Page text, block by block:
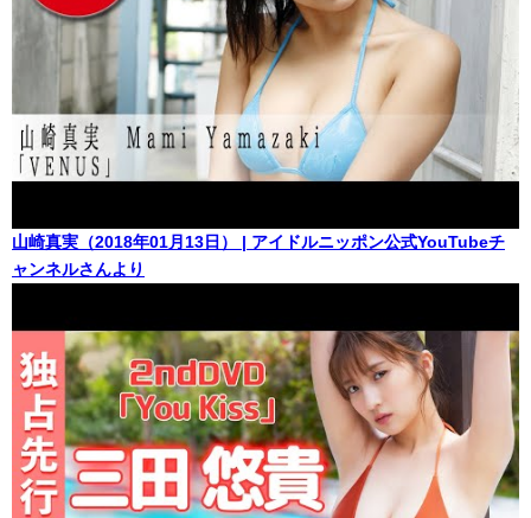
山崎真実（2018年01月13日） | アイドルニッポン公式YouTubeチ
ャンネルさんより